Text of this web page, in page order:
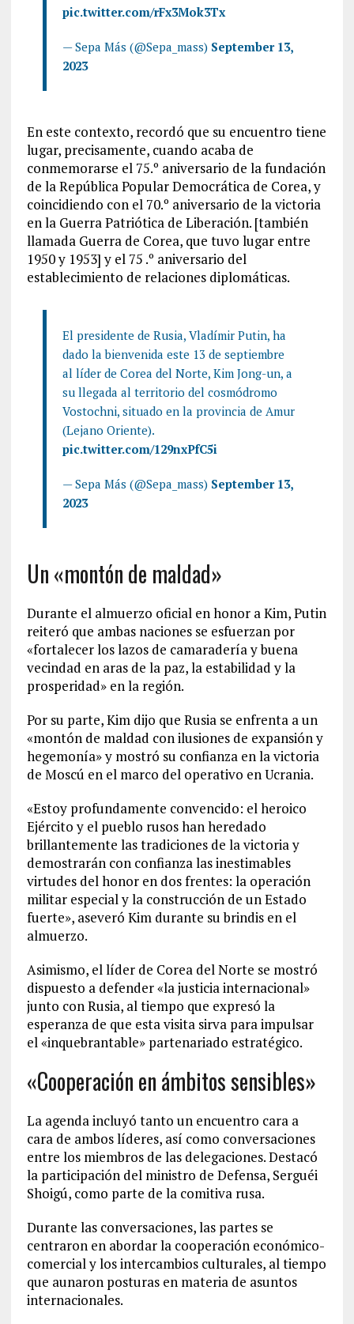
pic.twitter.com/rFx3Mok3Tx
— Sepa Más (@Sepa_mass) September 13,
2023
En este contexto, recordó que su encuentro tiene
lugar, precisamente, cuando acaba de
conmemorarse el 75.º aniversario de la fundación
de la República Popular Democrática de Corea, y
coincidiendo con el 70.º aniversario de la victoria
en la Guerra Patriótica de Liberación. [también
llamada Guerra de Corea, que tuvo lugar entre
1950 y 1953] y el 75 .º aniversario del
establecimiento de relaciones diplomáticas.
El presidente de Rusia, Vladímir Putin, ha
dado la bienvenida este 13 de septiembre
al líder de Corea del Norte, Kim Jong-un, a
su llegada al territorio del cosmódromo
Vostochni, situado en la provincia de Amur
(Lejano Oriente).
pic.twitter.com/129nxPfC5i
— Sepa Más (@Sepa_mass) September 13,
2023
Un «montón de maldad»
Durante el almuerzo oficial en honor a Kim, Putin
reiteró que ambas naciones se esfuerzan por
«fortalecer los lazos de camaradería y buena
vecindad en aras de la paz, la estabilidad y la
prosperidad» en la región.
Por su parte, Kim dijo que Rusia se enfrenta a un
«montón de maldad con ilusiones de expansión y
hegemonía» y mostró su confianza en la victoria
de Moscú en el marco del operativo en Ucrania.
«Estoy profundamente convencido: el heroico
Ejército y el pueblo rusos han heredado
brillantemente las tradiciones de la victoria y
demostrarán con confianza las inestimables
virtudes del honor en dos frentes: la operación
militar especial y la construcción de un Estado
fuerte», aseveró Kim durante su brindis en el
almuerzo.
Asimismo, el líder de Corea del Norte se mostró
dispuesto a defender «la justicia internacional»
junto con Rusia, al tiempo que expresó la
esperanza de que esta visita sirva para impulsar
el «inquebrantable» partenariado estratégico.
«Cooperación en ámbitos sensibles»
La agenda incluyó tanto un encuentro cara a
cara de ambos líderes, así como conversaciones
entre los miembros de las delegaciones. Destacó
la participación del ministro de Defensa, Serguéi
Shoigú, como parte de la comitiva rusa.
Durante las conversaciones, las partes se
centraron en abordar la cooperación económico-
comercial y los intercambios culturales, al tiempo
que aunaron posturas en materia de asuntos
internacionales.